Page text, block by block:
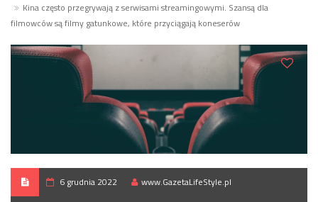
Kina często przegrywają z serwisami streamingowymi. Szansą dla
filmowców są filmy gatunkowe, które przyciągają koneserów
6 grudnia 2022 www.GazetaLifeStyle.pl